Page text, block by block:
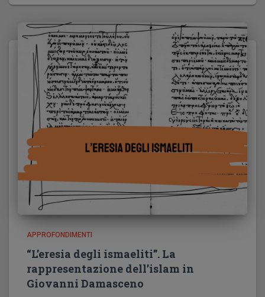
APPROFONDIMENTI
“L’eresia degli ismaeliti”. La
rappresentazione dell’islam in
Giovanni Damasceno